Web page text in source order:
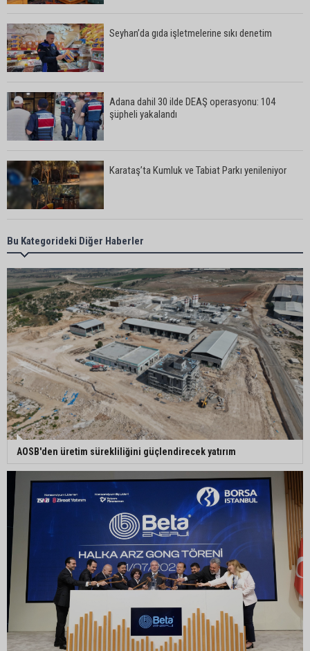
Seyhan’da gıda işletmelerine sıkı denetim
Adana dahil 30 ilde DEAŞ operasyonu: 104
şüpheli yakalandı
Karataş’ta Kumluk ve Tabiat Parkı yenileniyor
Bekir Şimşek’ten Mustafa Özkan’a ziyaret
Ceyhan’da asfalt çalışmaları sürüyor
Ceyhan’da açık hava sineması keyfi iki farklı
parkta devam ediyor
5. Yunusoğlu Futbol Turnuvası’nda final heyecanı
Ceyhan’da Necdet Sevinç Parkı’nda bakım
çalışması
Orhan Bayram’dan AK Parti’ye Yüreğir çıkışı:
“Bizim belediye meclis üyelerimize ne yaptınız?
Siz önce onu anlatın”
Bu Kategorideki Diğer Haberler
⁠AOSB'den üretim sürekliliğini güçlendirecek yatırım